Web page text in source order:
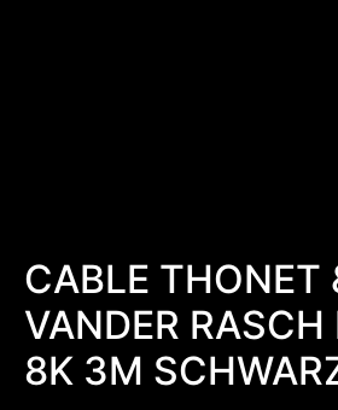
CABLE THONET
VANDER RASCH
8K 3M